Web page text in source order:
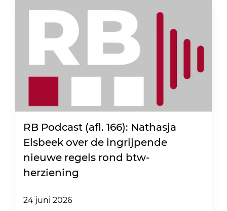
RB Podcast (afl. 166): Nathasja
Elsbeek over de ingrijpende
nieuwe regels rond btw-
herziening
24 juni 2026